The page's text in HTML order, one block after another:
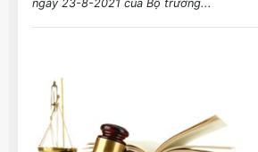
số chế độ, chính sách đối với hạ sĩ quan,
Chế độ nghỉ chuẩn bị hưu của
nghiệp, công nhân và viên chức
được quy định như thế nào?
Chế độ nghỉ chuẩn bị hưu của quân nhân